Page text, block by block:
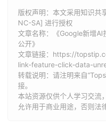
版权声明：本文采用知识共
NC-SA] 进行授权
文章名称：《Google新增AI
公开》
文章链接： https://
link-feature-click-data-
转载说明：请注明来自
接。
本站资源仅供个人学习交流
允许用于商业用途，否则法